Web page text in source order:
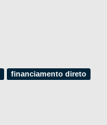
financiamento direto